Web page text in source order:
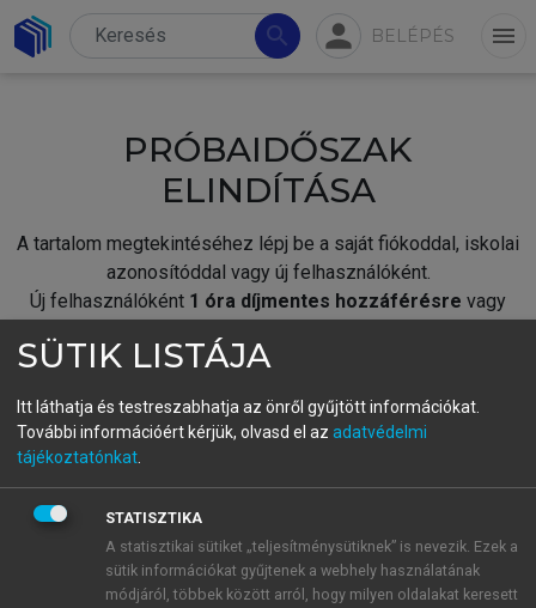
search person BELÉPÉS menu
PRÓBAIDŐSZAK
ELINDÍTÁSA
A tartalom megtekintéséhez lépj be a saját fiókoddal, iskolai
azonosítóddal vagy új felhasználóként.
Új felhasználóként 1 óra díjmentes hozzáférésre vagy
fiókoddal,vagy hozz létre új fiókot.
A regisztráció után apróbaidőszakautomatikusan
BELÉPÉS SAJÁT FIÓKKAL
SÜTIK LISTÁJA
Itt láthatja és testreszabhatja az önről gyűjtött információkat.
További információért kérjük, olvasd el az adatvédelmi
tájékoztatónkat
STATISZTIKA
A statisztikai sütiket „teljesítménysütiknek” is nevezik. Ezek a
sütik információkat gyűjtenek a webhely használatának
módjáról, többek között arról, hogy milyen oldalakat keresett